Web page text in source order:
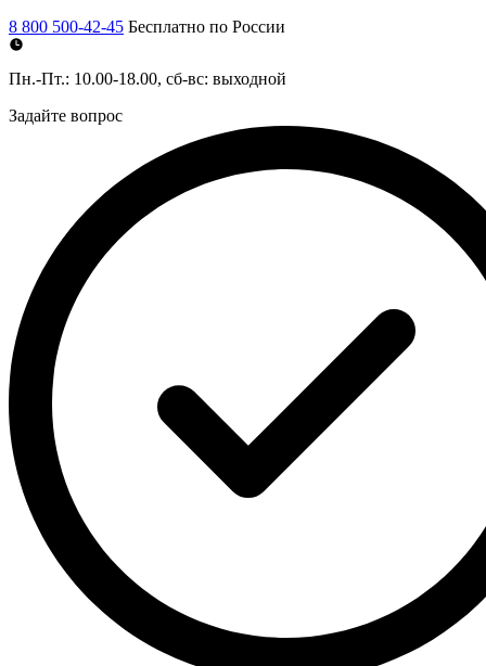
8 800 500-42-45 Бесплатно по России
Пн.-Пт.: 10.00-18.00, сб-вс: выходной
Задайте вопрос